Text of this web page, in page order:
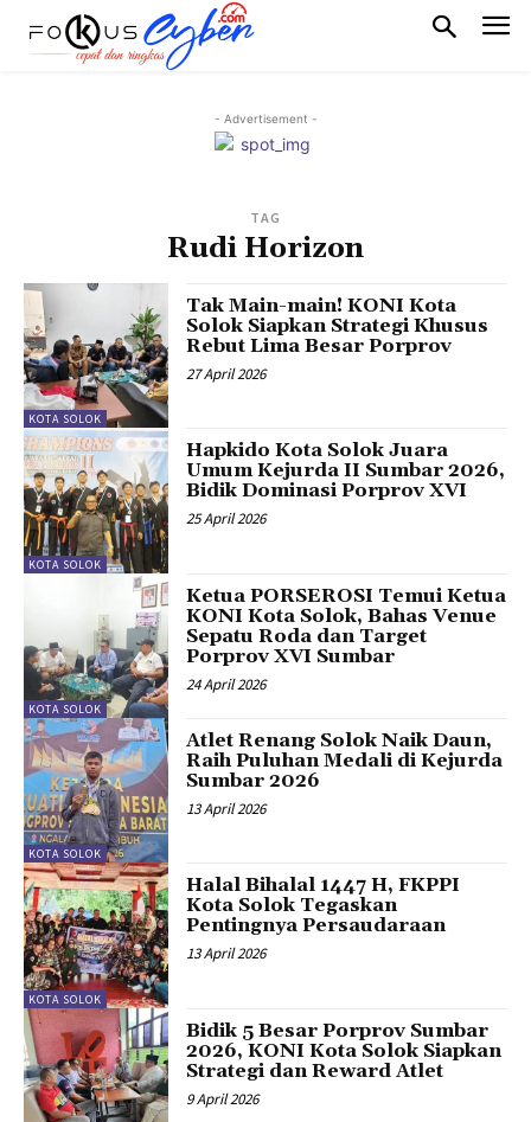
- Advertisement -
TAG
Rudi Horizon
KOTA SOLOK
Tak Main-main! KONI Kota
Solok Siapkan Strategi Khusus
Rebut Lima Besar Porprov
27 April 2026
KOTA SOLOK
Hapkido Kota Solok Juara
Umum Kejurda II Sumbar 2026,
Bidik Dominasi Porprov XVI
25 April 2026
KOTA SOLOK
Ketua PORSEROSI Temui Ketua
KONI Kota Solok, Bahas Venue
Sepatu Roda dan Target
Porprov XVI Sumbar
24 April 2026
KOTA SOLOK
Atlet Renang Solok Naik Daun,
Raih Puluhan Medali di Kejurda
Sumbar 2026
13 April 2026
KOTA SOLOK
Halal Bihalal 1447 H, FKPPI
Kota Solok Tegaskan
Pentingnya Persaudaraan
13 April 2026
Bidik 5 Besar Porprov Sumbar
2026, KONI Kota Solok Siapkan
Strategi dan Reward Atlet
9 April 2026